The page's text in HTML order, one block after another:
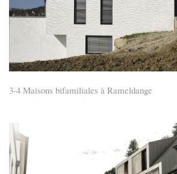
3-4 Maisons bifamiliales à Rameldange